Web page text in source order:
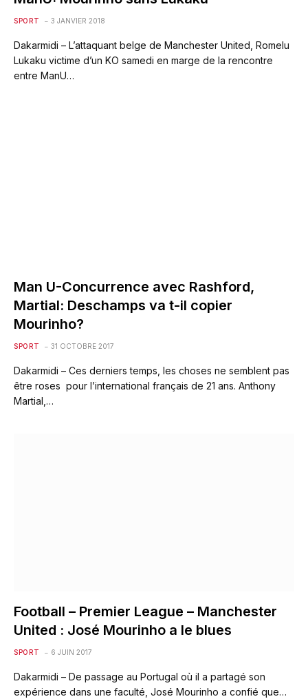
SPORT 3 JANVIER 2018
Dakarmidi – L’attaquant belge de Manchester United, Romelu
Lukaku victime d’un KO samedi en marge de la rencontre
entre ManU…
Man U-Concurrence avec Rashford,
Martial: Deschamps va t-il copier
Mourinho?
SPORT 31 OCTOBRE 2017
Dakarmidi – Ces derniers temps, les choses ne semblent pas
être roses pour l’international français de 21 ans. Anthony
Martial,…
Football – Premier League – Manchester
United : José Mourinho a le blues
SPORT 6 JUIN 2017
Dakarmidi – De passage au Portugal où il a partagé son
expérience dans une faculté, José Mourinho a confié que…